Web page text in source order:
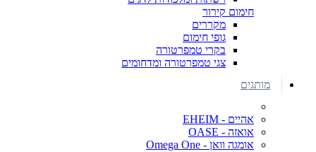
חימום קירור
מקררים
גופי חימום
בקרי טמפרטורה
צגי טמפרטורה ומדחומים
מותגים
אהיים - EHEIM
אואזה - OASE
אומגה וואן - Omega One